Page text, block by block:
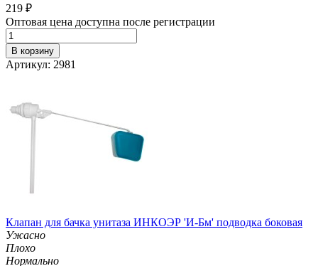
219 ₽
Оптовая цена доступна после регистрации
В корзину
Артикул: 2981
Клапан для бачка унитаза ИНКОЭР 'И-Бм' подводка боковая
Ужасно
Плохо
Нормально